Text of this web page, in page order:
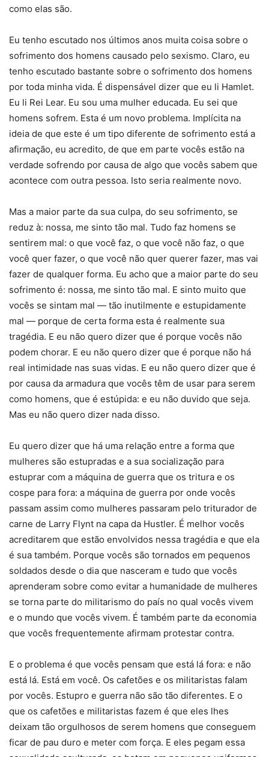
como elas são.
Eu tenho escutado nos últimos anos muita coisa sobre o
sofrimento dos homens causado pelo sexismo. Claro, eu
tenho escutado bastante sobre o sofrimento dos homens
por toda minha vida. É dispensável dizer que eu li Hamlet.
Eu li Rei Lear. Eu sou uma mulher educada. Eu sei que
homens sofrem. Esta é um novo problema. Implícita na
ideia de que este é um tipo diferente de sofrimento está a
afirmação, eu acredito, de que em parte vocês estão na
verdade sofrendo por causa de algo que vocês sabem que
acontece com outra pessoa. Isto seria realmente novo.
Mas a maior parte da sua culpa, do seu sofrimento, se
reduz à: nossa, me sinto tão mal. Tudo faz homens se
sentirem mal: o que você faz, o que você não faz, o que
você quer fazer, o que você não quer querer fazer, mas vai
fazer de qualquer forma. Eu acho que a maior parte do seu
sofrimento é: nossa, me sinto tão mal. E sinto muito que
vocês se sintam mal — tão inutilmente e estupidamente
mal — porque de certa forma esta é realmente sua
tragédia. E eu não quero dizer que é porque vocês não
podem chorar. E eu não quero dizer que é porque não há
real intimidade nas suas vidas. E eu não quero dizer que é
por causa da armadura que vocês têm de usar para serem
como homens, que é estúpida: e eu não duvido que seja.
Mas eu não quero dizer nada disso.
Eu quero dizer que há uma relação entre a forma que
mulheres são estupradas e a sua socialização para
estuprar com a máquina de guerra que os tritura e os
cospe para fora: a máquina de guerra por onde vocês
passam assim como mulheres passaram pelo triturador de
carne de Larry Flynt na capa da Hustler. É melhor vocês
acreditarem que estão envolvidos nessa tragédia e que ela
é sua também. Porque vocês são tornados em pequenos
soldados desde o dia que nasceram e tudo que vocês
aprenderam sobre como evitar a humanidade de mulheres
se torna parte do militarismo do país no qual vocês vivem
e o mundo que vocês vivem. É também parte da economia
que vocês frequentemente afirmam protestar contra.
E o problema é que vocês pensam que está lá fora: e não
está lá. Está em você. Os cafetões e os militaristas falam
por vocês. Estupro e guerra não são tão diferentes. E o
que os cafetões e militaristas fazem é que eles lhes
deixam tão orgulhosos de serem homens que conseguem
ficar de pau duro e meter com força. E eles pegam essa